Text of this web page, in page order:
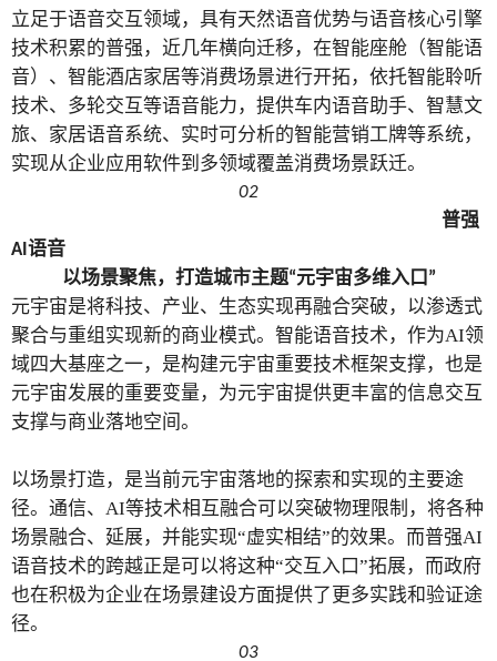
立足于语音交互领域，具有天然语音优势与语音核心引擎
技术积累的普强，近几年横向迁移，在智能座舱（智能语
音）、智能酒店家居等消费场景进行开拓，依托智能聆听
技术、多轮交互等语音能力，提供车内语音助手、智慧文
旅、家居语音系统、实时可分析的智能营销工牌等系统，
实现从企业应用软件到多领域覆盖消费场景跃迁。
02
普强
AI 语音
以场景聚焦，打造城市主题“元宇宙多维入口 ”
元宇宙是将科技、产业、生态实现再融合突破，以渗透式
聚合与重组实现新的商业模式。智能语音技术，作为AI领
域四大基座之一，是构建元宇宙重要技术框架支撑，也是
元宇宙发展的重要变量，为元宇宙提供更丰富的信息交互
支撑与商业落地空间。
以场景打造，是当前元宇宙落地的探索和实现的主要途
径。通信、 AI等技术相互融合可以突破物理限制，将各种
场景融合、延展，并能实现“虚实相结”的效果。而普强AI
语音技术的跨越正是可以将这种“交互入口”拓展，而政府
也在积极为企业在场景建设方面提供了更多实践和验证途
径。
03